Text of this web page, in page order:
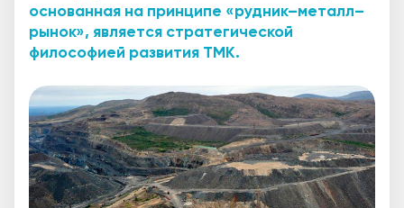
основанная на принципе «рудник–металл–
рынок», является стратегической
философией развития TMK.